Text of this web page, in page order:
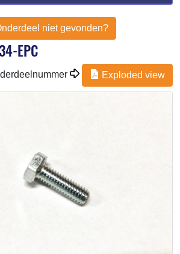
niet gevonden?
EPC
Exploded view